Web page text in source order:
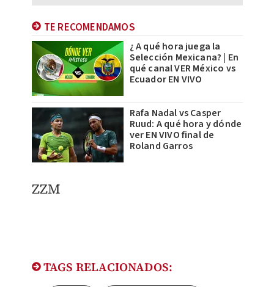
TE RECOMENDAMOS
¿ A qué hora juega la
Selección Mexicana? | En
qué canal VER México vs
Ecuador EN VIVO
Rafa Nadal vs Casper
Ruud: A qué hora y dónde
ver EN VIVO final de
Roland Garros
ZZM
TAGS RELACIONADOS: